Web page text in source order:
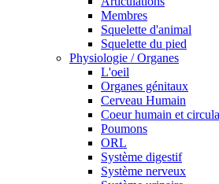
Membres
Squelette d'animal
Squelette du pied
Physiologie / Organes
L'oeil
Organes génitaux
Cerveau Humain
Coeur humain et
Poumons
ORL
Système digestif
Système nerveux